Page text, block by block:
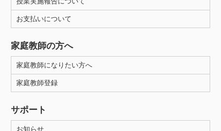
お支払いについて
家庭教師の方へ
家庭教師になりたい方へ
家庭教師登録
サポート
お知らせ